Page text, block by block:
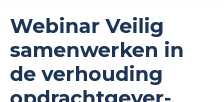
Webinar Veilig
samenwerken in
de verhouding